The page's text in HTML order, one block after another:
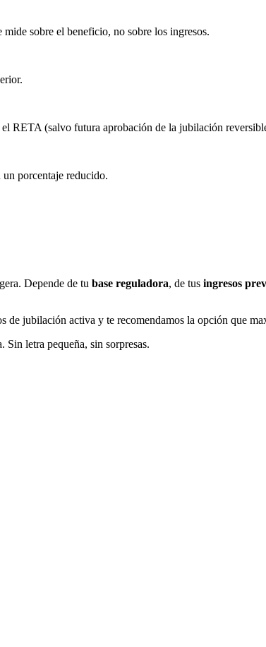
sobre el beneficio, no sobre los ingresos.
RETA (salvo futura aprobación de la jubilación
un porcentaje reducido.
Depende de tu base reguladora, de tus ingresos
de jubilación activa y te recomendamos la opción que
Sin letra pequeña, sin sorpresas.